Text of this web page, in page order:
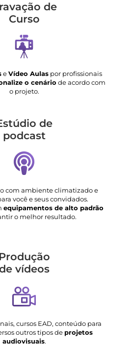
de
Curso
eVídeo Aulas por profissionais
o cenário de acordo com
o projeto.
de
podcast
com ambiente climatizado e
você e seus convidados.
equipamentos de alto padrão
o melhor resultado.
Produção
vídeos
cursos EAD, conteúdo para
outros tipos de projetos
audiovisuais.